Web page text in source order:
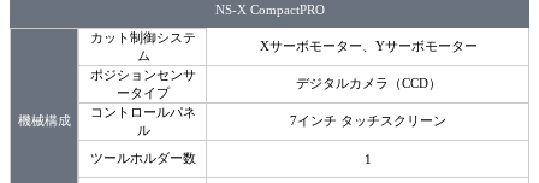
NS-X CompactPRO
機械構成
カット制御システ
ム
Xサーボモーター、Yサーボモーター
ポジションセンサ
ータイプ
デジタルカメラ（CCD）
コントロールパネ
ル
7インチ タッチスクリーン
ツールホルダー数 1